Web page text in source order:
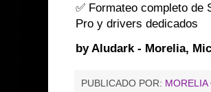
✅ Formateo completo de
Pro y drivers dedicados
by Aludark - Morelia,
PUBLICADO POR: MORELIA